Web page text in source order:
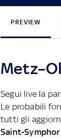
PREVIEW
Segui live la
Le probabili
tutti gli
Saint-